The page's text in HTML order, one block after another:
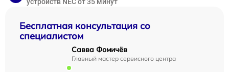
Бесплатная консультация со
специалистом
Савва Фомичёв
Главный мастер сервисного центра